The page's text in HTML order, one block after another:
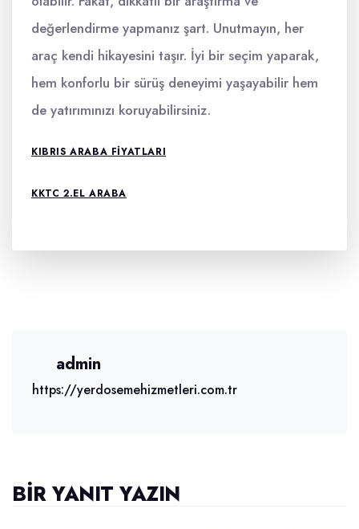
değerlendirme yapmanız şart. Unutmayın, her
araç kendi hikayesini taşır. İyi bir seçim yaparak,
hem konforlu bir sürüş deneyimi yaşayabilir hem
de yatırımınızı koruyabilirsiniz.
KIBRIS ARABA FIYATLARI
KKTC 2.EL ARABA
admin
https://yerdosemehizmetleri.com.tr
BIR YANIT YAZIN